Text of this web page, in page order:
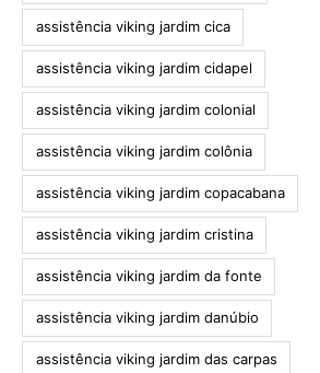
assistência viking jardim cica
assistência viking jardim cidapel
assistência viking jardim colonial
assistência viking jardim colônia
assistência viking jardim copacabana
assistência viking jardim cristina
assistência viking jardim da fonte
assistência viking jardim danúbio
assistência viking jardim das carpas